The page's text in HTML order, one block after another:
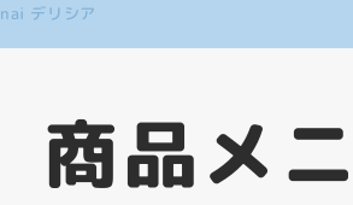
デリシア
商品メ